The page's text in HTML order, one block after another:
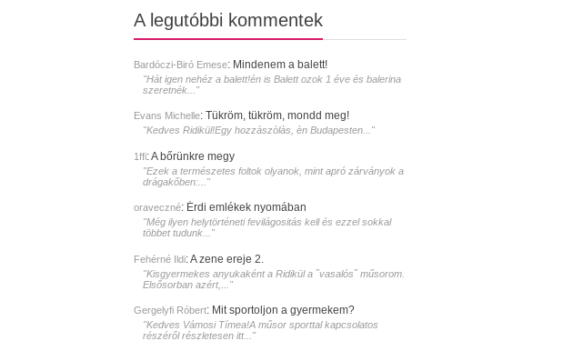
A legutóbbi kommentek
Bardóczi-Biró Emese: Mindenem a balett!
"Hát igen nehéz a balett!én is Balett ozok 1 éve és balerina
szeretnék..."
Evans Michelle: Tükröm, tükröm, mondd meg!
"Kedves Ridikül!Egy hozzàszòlàs, èn Budapesten..."
1ffi:A bőrünkre megy
"Ezek a természetes foltok olyanok, mint apró zárványok a
drágakőben:..."
oraveczné: Érdi emlékek nyomában
"Még ilyen helytörténeti fevilágositás kell és ezzel sokkal
többet tudunk..."
Fehérné Ildi:A zene ereje 2.
"Kisgyermekes anyukaként a Ridikül a ˝vasalós˝ műsorom.
Elsősorban azért,..."
Gergelyfi Róbert: Mit sportoljon a gyermekem?
"Kedves Vámosi Tímea!A műsor sporttal kapcsolatos
részéről részletesen itt..."